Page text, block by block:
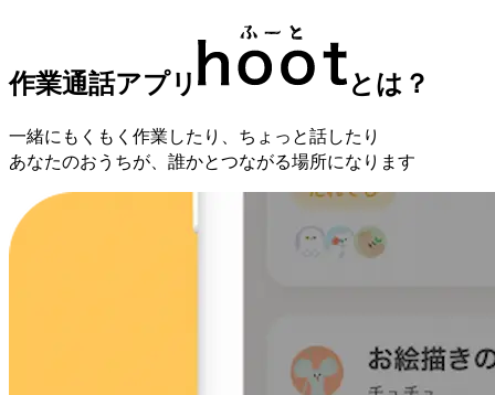
作業通話アプリ とは？
一緒にもくもく作業したり、ちょっと話したり
あなたのおうちが、誰かとつながる場所になります